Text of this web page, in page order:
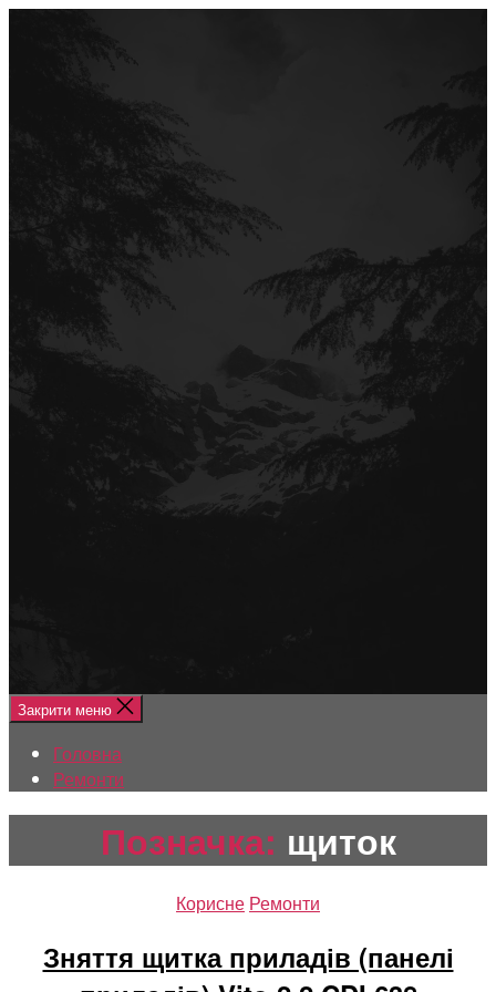
Закрити меню
Головна
Ремонти
Позначка: щиток
Категорії
Корисне Ремонти
Зняття щитка приладів (панелі